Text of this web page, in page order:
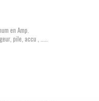
en Amp.
pile, accu , .....